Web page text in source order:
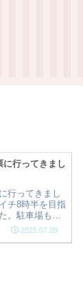
に行ってきまし
行ってきまし
チ8時半を目指
。駐車場も会
う間に終了で
2025.07.09